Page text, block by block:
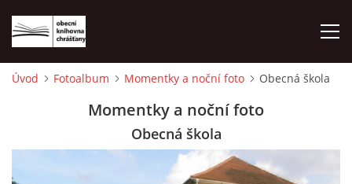
Úvod Fotoalbum Momentky a noční foto Obecná škola
Momentky a noční foto
Obecná škola